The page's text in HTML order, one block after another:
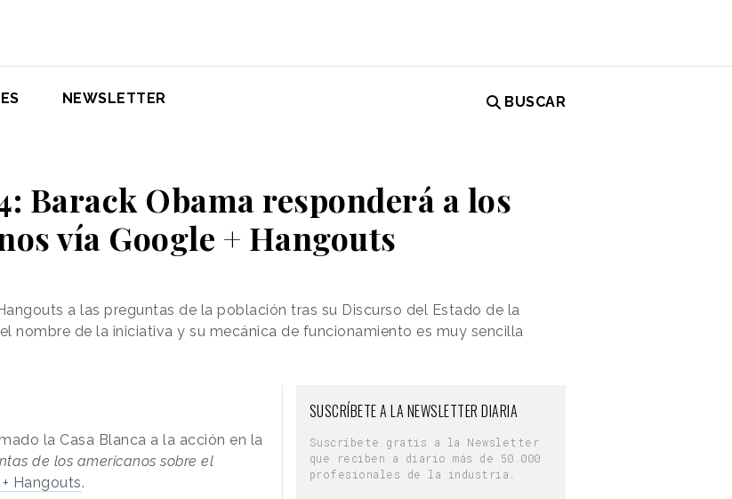
NEWSLETTER BUSCAR
Barack Obama responderá a los
vía Google + Hangouts
a las preguntas de la población tras su Discurso del Estado de la
nombre de la iniciativa y su mecánica de funcionamiento es muy sencilla
la Casa Blanca a la acción en la
de los americanos sobre el
Hangouts.
SUSCRÍBETE A LA NEWSLETTER DIARIA
Suscríbete gratis a la Newsletter
que reciben a diario más de 50.000
profesionales de la industria.